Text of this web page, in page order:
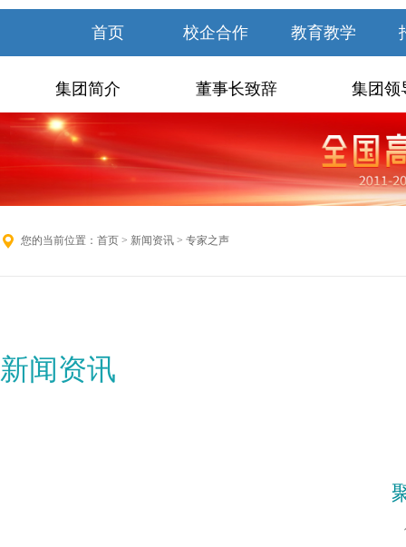
首页 校企合作 教育教学
集团简介 董事长致辞 集团领
您的当前位置： 首页 > 新闻资讯 > 专家之声
新闻资讯